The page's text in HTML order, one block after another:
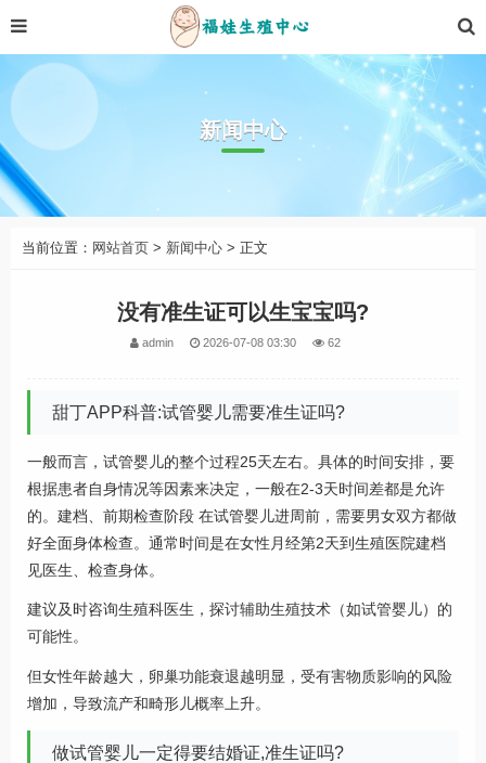
新闻中心
当前位置： 网站首页 > 新闻中心 > 正文
没有准生证可以生宝宝吗?
admin 2026-07-08 03:30 62
甜丁APP科普:试管婴儿需要准生证吗?
一般而言，试管婴儿的整个过程25天左右。具体的时间安排，要
根据患者自身情况等因素来决定，一般在2-3天时间差都是允许
的。建档、前期检查阶段 在试管婴儿进周前，需要男女双方都做
好全面身体检查。通常时间是在女性月经第2天到生殖医院建档
见医生、检查身体。
建议及时咨询生殖科医生，探讨辅助生殖技术（如试管婴儿）的
可能性。
但女性年龄越大，卵巢功能衰退越明显，受有害物质影响的风险
增加，导致流产和畸形儿概率上升。
做试管婴儿一定得要结婚证,准生证吗?